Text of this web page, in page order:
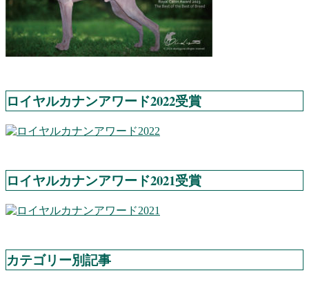
ロイヤルカナンアワード2022受賞
ロイヤルカナンアワード2021受賞
カテゴリー別記事